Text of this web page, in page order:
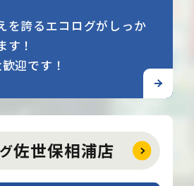
を誇るエコログがしっか
す！
迎です！
佐世保相浦店